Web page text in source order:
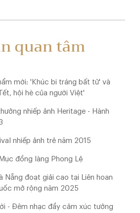
quan tâm
mới: 'Khúc bi tráng bất tử' và
hội hè của người Việt'
nhiếp ảnh Heritage - Hành
nhiếp ảnh trẻ năm 2015
đồng làng Phong Lệ
Nẵng đoạt giải cao tại Liên hoan
mở rộng năm 2025
- Đêm nhạc đầy cảm xúc tưởng